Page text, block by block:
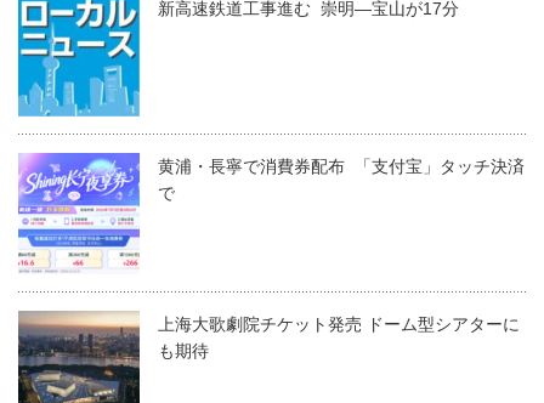
新高速鉄道工事進む 崇明―宝山が17分
黄浦・長寧で消費券配布 「支付宝」タッチ決済
で
上海大歌劇院チケット発売 ドーム型シアターに
も期待